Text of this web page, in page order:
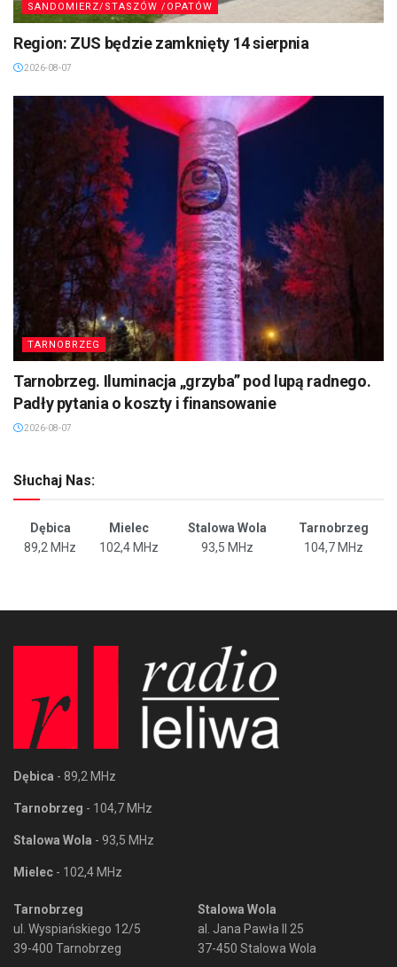
SANDOMIERZ/STASZÓW /OPATÓW
Region: ZUS będzie zamknięty 14 sierpnia
2026-08-07
TARNOBRZEG
Tarnobrzeg. Iluminacja „grzyba” pod lupą radnego.
Padły pytania o koszty i finansowanie
2026-08-07
Słuchaj Nas:
Dębica Mielec Stalowa Wola
Tarnobrzeg
89,2 MHz
102,4 MHz 93,5 MHz 104,7 MHz
Dębica - 89,2 MHz
Tarnobrzeg - 104,7 MHz
Stalowa Wola - 93,5 MHz
Mielec - 102,4 MHz
Tarnobrzeg
ul. Wyspiańskiego 12/5
39-400 Tarnobrzeg
Stalowa Wola
al. Jana Pawła II 25
37-450 Stalowa Wola